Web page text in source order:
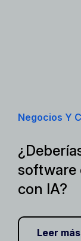
Negocios Y
software
con IA?
Leer más